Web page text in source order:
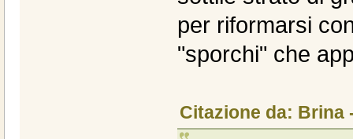
per riformarsi
"sporchi" che
Citazione da: Brina